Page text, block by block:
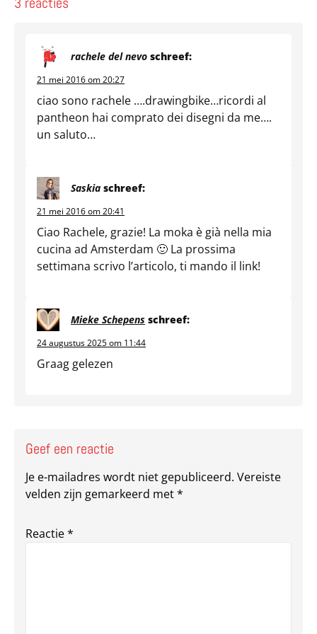
rachele del nevo schreef:
21 mei 2016 om 20:27
ciao sono rachele ….drawingbike…ricordi al
pantheon hai comprato dei disegni da me….
un saluto…
Saskia schreef:
21 mei 2016 om 20:41
Ciao Rachele, grazie! La moka è già nella mia
cucina ad Amsterdam 🙂 La prossima
settimana scrivo l’articolo, ti mando il link!
Mieke Schepens schreef:
24 augustus 2025 om 11:44
Graag gelezen
Geef een reactie
Je e-mailadres wordt niet gepubliceerd. Vereiste
velden zijn gemarkeerd met*
Reactie*